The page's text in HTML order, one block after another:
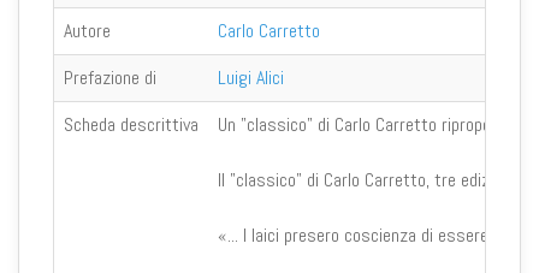
Autore
Carlo Carretto
Prefazione di
Luigi Alici
Scheda descrittiva
Un "classico" di Carlo Carretto riproposto
Il "classico" di Carlo Carretto, tre edizioni
«... I laici presero coscienza di essere